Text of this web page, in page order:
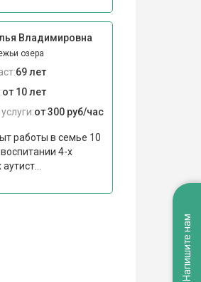
Владимировна
озера
69 лет
от 10 лет
от 300 руб/час
работы в семье 10
4-х
Напишите нам